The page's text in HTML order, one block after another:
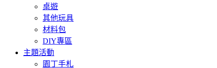
桌遊
其他玩具
材料包
DIY專區
主題活動
園丁手札